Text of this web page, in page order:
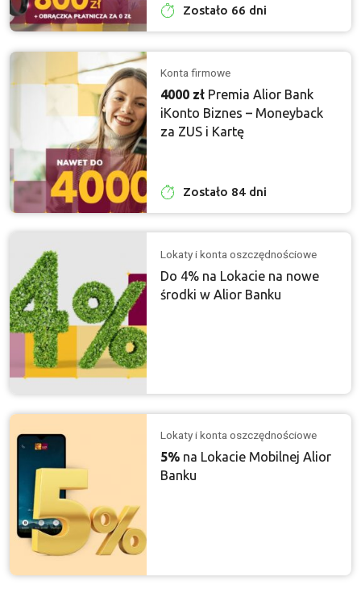
Zostało 66 dni
Konta firmowe
4000 zł Premia Alior Bank
iKonto Biznes – Moneyback
za ZUS i Kartę
Zostało 84 dni
Lokaty i konta oszczędnościowe
Do 4% na Lokacie na nowe
środki w Alior Banku
Lokaty i konta oszczędnościowe
5% na Lokacie Mobilnej Alior
Banku